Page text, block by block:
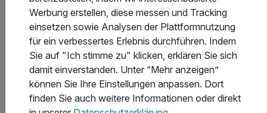
unvergesslich.
Allgäu & Tirol – Urlaub in den Bergen
mit Kindern
Allgäuer und Tiroler Bergweltbietet alles für einen
unvergesslichen Urlaub in den Bergen. Im Allgäu warten
Werbung erstellen, diese messen und Tracking
einsetzen sowie Analysen der Plattformnutzung
für ein verbessertes Erlebnis durchführen. Indem
Sie auf "Ich stimme zu" klicken, erklären Sie sich
damit einverstanden. Unter “Mehr anzeigen”
können Sie Ihre Einstellungen anpassen. Dort
finden Sie auch weitere Informationen oder direkt